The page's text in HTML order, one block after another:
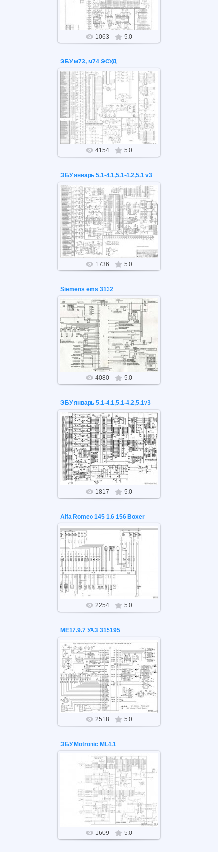
1063 5.0
ЭБУ м73, м74 ЭСУД
26.05.2021
ЭБУ м73, м74 ЭСУД
4154 5.0
ЭБУ январь 5.1-4.1,5.1-4.2,5.1 v3
26.05.2021
ЭБУ январь 5.1-4.1,5.1-4.2,5.1 v3
1736 5.0
Siemens ems 3132
26.05.2021
Siemens ems 3132
4080 5.0
ЭБУ январь 5.1-4.1,5.1-4.2,5.1v3
26.05.2021
ЭБУ январь 5.1-4.1,5.1-4.2,5.1v3
1817 5.0
Alfa Romeo 145 1.6 156 Boxer
26.05.2021
Alfa Romeo 145 1.6 156 Boxer
2254 5.0
МЕ17.9.7 УАЗ 315195
26.05.2021
МЕ17.9.7 УАЗ 315195
2518 5.0
ЭБУ Motronic ML4.1
26.05.2021
ЭБУ Motronic ML4.1
1609 5.0